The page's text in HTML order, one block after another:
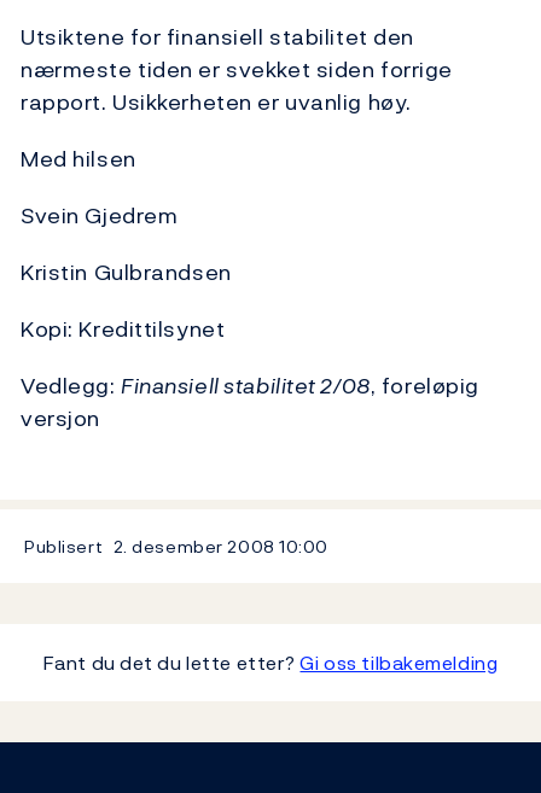
Utsiktene for finansiell stabilitet den
nærmeste tiden er svekket siden forrige
rapport. Usikkerheten er uvanlig høy.
Med hilsen
Svein Gjedrem
Kristin Gulbrandsen
Kopi: Kredittilsynet
Vedlegg:Finansiell stabilitet 2/08, foreløpig
versjon
Publisert 2. desember 200810:00
Fant du det du lette etter?Gi oss tilbakemelding